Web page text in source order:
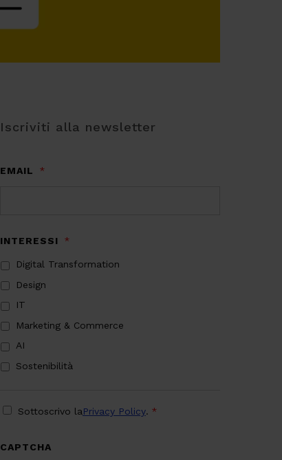
Iscriviti alla newsletter
EMAIL *
INTERESSI *
Digital Transformation
Design
IT
Marketing & Commerce
AI
Sostenibilità
PRIVACY
Sottoscrivo laPrivacy Policy. *
CAPTCHA